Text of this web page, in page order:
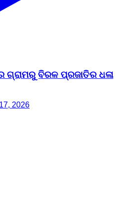
ଗ୍ରାମରୁ ବିରଳ ପ୍ରଜାତିର ଧଳା
2026